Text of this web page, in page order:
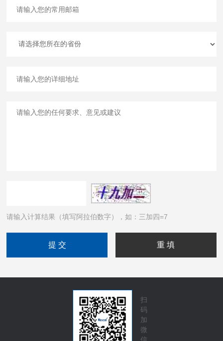
请输入计算结果（填写阿拉伯数字），如：三加四=7
扫
码
加
微